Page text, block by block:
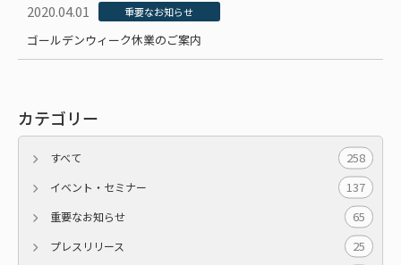
2020.04.01 重要なお知らせ
ゴールデンウィーク休業のご案内
カテゴリー
すべて 258
イベント・セミナー 137
重要なお知らせ 65
プレスリリース 25